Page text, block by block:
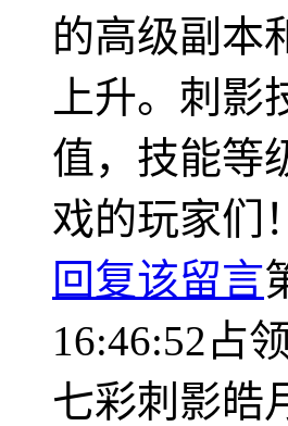
的高级副本
上升。刺
值，技能等
戏的玩家们！
回复该留言
16:46:52占
七彩刺影皓